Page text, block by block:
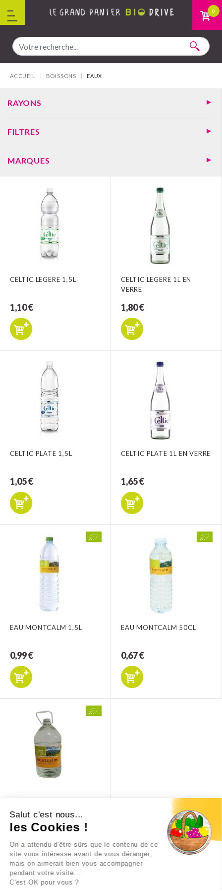
Salut c'est nous...
les Cookies !
On a attendu d'être sûrs que le contenu de ce
site vous intéresse avant de vous déranger,
mais on aimerait bien vous accompagner
pendant votre visite...
C'est OK pour vous ?
0
ACCUEIL BOISSONS EAUX
RAYONS
FILTRES
MARQUES
CELTIC LEGERE 1,5L
1,10 €
CELTIC LEGERE 1L EN
VERRE
1,80 €
CELTIC PLATE 1,5L
1,05 €
CELTIC PLATE 1L EN VERRE
1,65 €
EAU MONTCALM 1,5L
0,99 €
EAU MONTCALM 50CL
0,67 €
3,39 €